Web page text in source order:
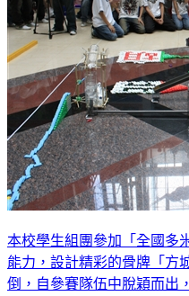
本校學生組團參加「全國多
能力，設計精彩的骨牌「方
倒，自參賽隊伍中脫穎而出